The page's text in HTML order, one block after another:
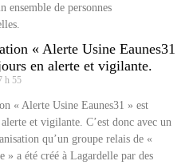
ensemble de personnes
« Alerte Usine Eaunes31
en alerte et vigilante.
h 55
« Alerte Usine Eaunes31 » est
et vigilante. C’est donc avec un
qu’un groupe relais de «
» a été créé à Lagardelle par des